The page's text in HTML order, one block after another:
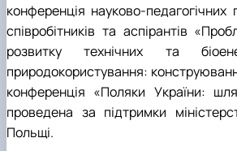
конференція науково-педагогічних
співробітників та аспірантів
розвитку технічних та
природокористування:
конференція «Поляки України:
проведена за підтримки
Польщі.